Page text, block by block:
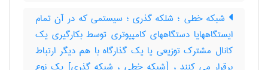
شبکه خطی ؛ شلکه گذری ؛ سیستمی که در آن تمام
ایستگاههایا دستگاههای کامپیوتری توسط بکارگیری یک
کانال مشترک توزیعی یا یک گذارگاه با هم دیگر ارتباط